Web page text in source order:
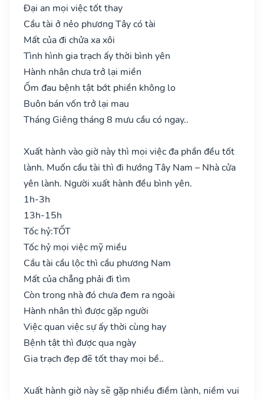
Đại an mọi việc tốt thay
Cầu tài ở nẻo phương Tây có tài
Mất của đi chửa xa xôi
Tình hình gia trạch ấy thời bình yên
Hành nhân chưa trở lại miền
Ốm đau bệnh tật bớt phiền không lo
Buôn bán vốn trở lại mau
Tháng Giêng tháng 8 mưu cầu có ngay..
Xuất hành vào giờ này thì mọi việc đa phần đều tốt
lành. Muốn cầu tài thì đi hướng Tây Nam – Nhà cửa
yên lành. Người xuất hành đều bình yên.
1h-3h
13h-15h
Tốc hỷ:TỐT
Tốc hỷ mọi việc mỹ miều
Cầu tài cầu lộc thì cầu phương Nam
Mất của chẳng phải đi tìm
Còn trong nhà đó chưa đem ra ngoài
Hành nhân thì được gặp người
Việc quan việc sự ấy thời cùng hay
Bệnh tật thì được qua ngày
Gia trạch đẹp đẽ tốt thay mọi bề..
Xuất hành giờ này sẽ gặp nhiều điềm lành, niềm vui